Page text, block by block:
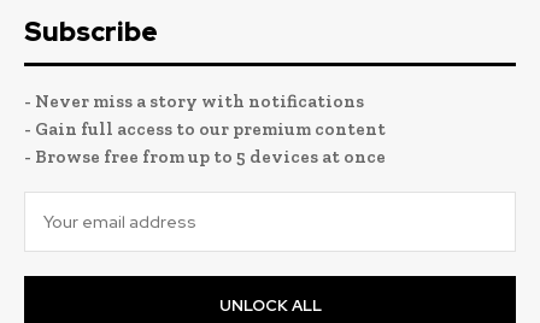
Subscribe
- Never miss a story with notifications
- Gain full access to our premium content
- Browse free from up to 5 devices at once
UNLOCK ALL